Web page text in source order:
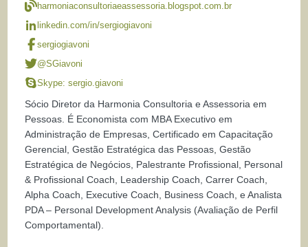
harmoniaconsultoriaeassessoria.blogspot.com.br
linkedin.com/in/sergiogiavoni
sergiogiavoni
@SGiavoni
Skype: sergio.giavoni
Sócio Diretor da Harmonia Consultoria e Assessoria em
Pessoas. É Economista com MBA Executivo em
Administração de Empresas, Certificado em Capacitação
Gerencial, Gestão Estratégica das Pessoas, Gestão
Estratégica de Negócios, Palestrante Profissional, Personal
& Profissional Coach, Leadership Coach, Carrer Coach,
Alpha Coach, Executive Coach, Business Coach, e Analista
PDA – Personal Development Analysis (Avaliação de Perfil
Comportamental).